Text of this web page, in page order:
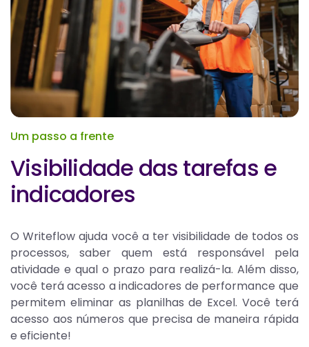
Um passo a frente
Visibilidade das tarefas e
indicadores
O Writeflow ajuda você a ter visibilidade de todos os
processos, saber quem está responsável pela
atividade e qual o prazo para realizá-la. Além disso,
você terá acesso a indicadores de performance que
permitem eliminar as planilhas de Excel. Você terá
acesso aos números que precisa de maneira rápida
e eficiente!